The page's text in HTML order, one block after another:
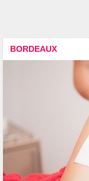
BORDEAUX